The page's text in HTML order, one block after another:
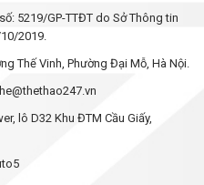
5219/GP-TTĐT do Sở Thông tin
2019.
Thế Vinh, Phường Đại Mỗ, Hà Nội.
lô D32 Khu ĐTM Cầu Giấy,